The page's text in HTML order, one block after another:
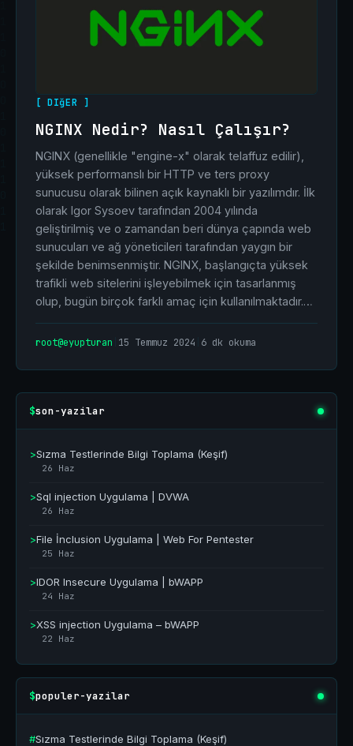
[ DIğER ]
NGINX Nedir? Nasıl Çalışır?
NGINX (genellikle "engine-x" olarak telaffuz edilir),
yüksek performanslı bir HTTP ve ters proxy
sunucusu olarak bilinen açık kaynaklı bir yazılımdır. İlk
olarak Igor Sysoev tarafından 2004 yılında
geliştirilmiş ve o zamandan beri dünya çapında web
sunucuları ve ağ yöneticileri tarafından yaygın bir
şekilde benimsenmiştir. NGINX, başlangıçta yüksek
trafikli web sitelerini işleyebilmek için tasarlanmış
olup, bugün birçok farklı amaç için kullanılmaktadır.…
root@eyupturan 15 Temmuz 2024 6 dk okuma
$son-yazilar
>Sızma Testlerinde Bilgi Toplama (Keşif)
26 Haz
>Sql injection Uygulama | DVWA
26 Haz
>File İnclusion Uygulama | Web For Pentester
25 Haz
>IDOR Insecure Uygulama | bWAPP
24 Haz
>XSS injection Uygulama – bWAPP
22 Haz
$populer-yazilar
#Sızma Testlerinde Bilgi Toplama (Keşif)